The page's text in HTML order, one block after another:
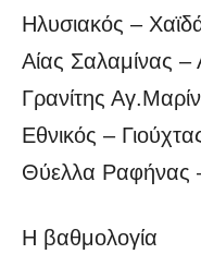
Ηλυσιακός –
Αίας Σαλαμίνας
Γρανίτης
Εθνικός –
Θύελλα Ραφήνας
Η βαθμολογία